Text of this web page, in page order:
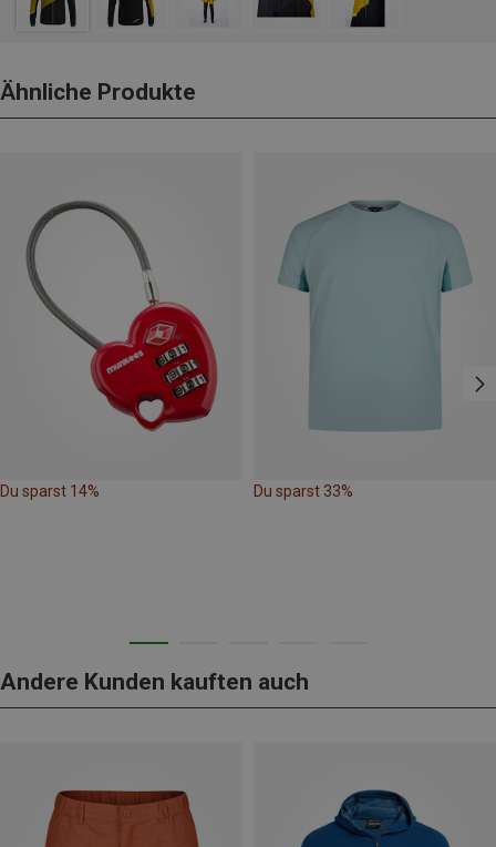
Ähnliche Produkte
Du sparst 14% Du sparst 33%
Andere Kunden kauften auch